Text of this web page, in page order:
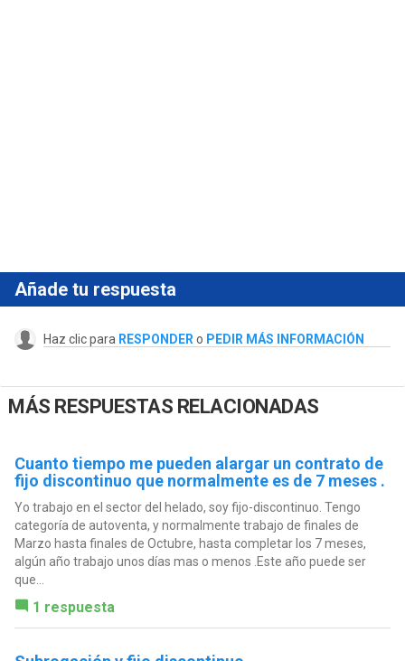
Añade tu respuesta
Haz clic para RESPONDER o PEDIR MÁS INFORMACIÓN
MÁS RESPUESTAS RELACIONADAS
Cuanto tiempo me pueden alargar un contrato de
fijo discontinuo que normalmente es de 7 meses .
Yo trabajo en el sector del helado, soy fijo-discontinuo. Tengo
categoría de autoventa, y normalmente trabajo de finales de
Marzo hasta finales de Octubre, hasta completar los 7 meses,
algún año trabajo unos días mas o menos .Este año puede ser
que...
1 respuesta